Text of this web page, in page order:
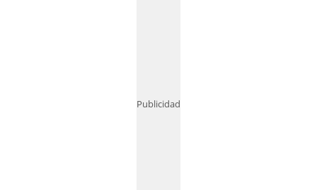
Publicidad